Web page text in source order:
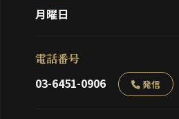
月曜日
電話番号
03-6451-0906 発信